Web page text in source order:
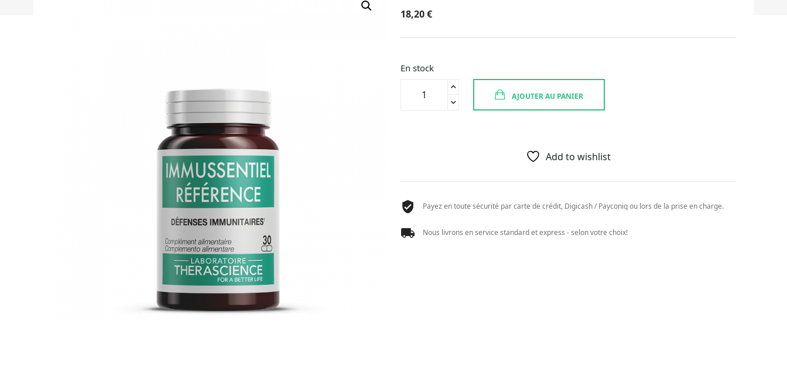
18,20€
En stock
AJOUTER AU PANIER
Add to wishlist
Payez en toute sécurité par carte de crédit, Digicash / Payconiq ou lors de la prise en charge.
Nous livrons en service standard et express - selon votre choix!